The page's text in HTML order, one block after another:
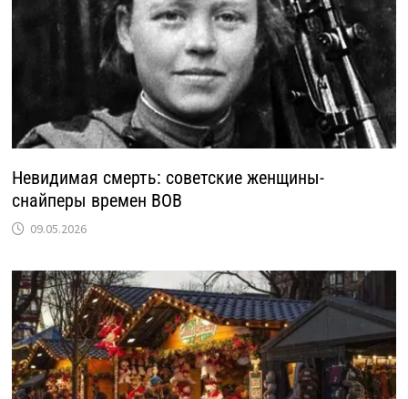
Невидимая смерть: советские женщины-
снайперы времен ВОВ
09.05.2026